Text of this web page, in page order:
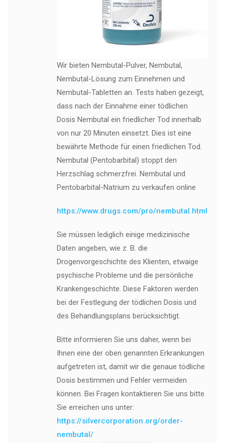
Wir bieten Nembutal-Pulver, Nembutal,
Nembutal-Lösung zum Einnehmen und
Nembutal-Tabletten an. Tests haben gezeigt,
dass nach der Einnahme einer tödlichen
Dosis Nembutal ein friedlicher Tod innerhalb
von nur 20 Minuten einsetzt. Dies ist eine
bewährte Methode für einen friedlichen Tod.
Nembutal (Pentobarbital) stoppt den
Herzschlag schmerzfrei. Nembutal und
Pentobarbital-Natrium zu verkaufen online
https://www.drugs.com/pro/nembutal.html
Sie müssen lediglich einige medizinische
Daten angeben, wie z. B. die
Drogenvorgeschichte des Klienten, etwaige
psychische Probleme und die persönliche
Krankengeschichte. Diese Faktoren werden
bei der Festlegung der tödlichen Dosis und
des Behandlungsplans berücksichtigt.
Bitte informieren Sie uns daher, wenn bei
Ihnen eine der oben genannten Erkrankungen
aufgetreten ist, damit wir die genaue tödliche
Dosis bestimmen und Fehler vermeiden
können. Bei Fragen kontaktieren Sie uns bitte.
Sie erreichen uns unter:
https://silvercorporation.org/order-
nembutal/